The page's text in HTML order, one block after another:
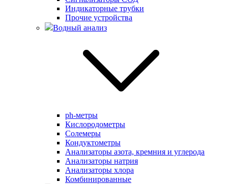
Индикаторные трубки
Прочие устройства
Водный анализ
ph-метры
Кислородометры
Солемеры
Кондуктометры
Анализаторы азота, кремния и углерода
Анализаторы натрия
Анализаторы хлора
Комбинированные